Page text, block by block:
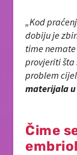
„Kod
dobiju je
time
provjeriti šta
problem
materijala
Čime